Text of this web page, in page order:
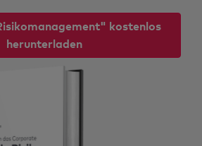
kostenlos
herunterladen